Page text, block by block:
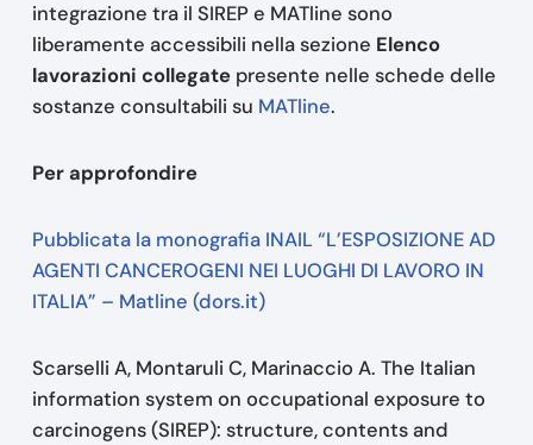
integrazione tra il SIREP e MATline sono
liberamente accessibili nella sezione Elenco
lavorazioni collegatepresente nelle schede delle
sostanze consultabili su MATline.
Per approfondire
Pubblicata la monografia INAIL “L’ESPOSIZIONE AD
AGENTI CANCEROGENI NEI LUOGHI DI LAVORO IN
ITALIA” – Matline (dors.it)
Scarselli A, Montaruli C, Marinaccio A. The Italian
information system on occupational exposure to
carcinogens (SIREP): structure, contents and